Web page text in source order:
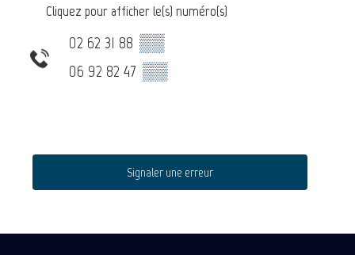
Cliquez pour afficher le(s) numéro(s)
02 62 31 88 ▒▒
06 92 82 47 ▒▒
Signaler une erreur